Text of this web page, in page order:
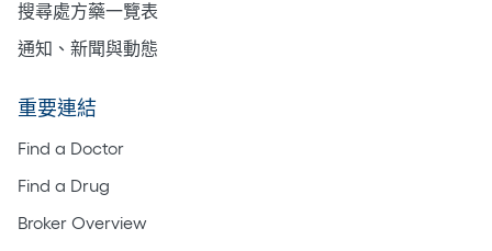
搜尋處方藥一覽表
通知、新聞與動態
重要連結
Find a Doctor
Find a Drug
Broker Overview